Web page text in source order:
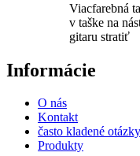
Viacfarebná
v taške na
gitaru stratiť
Informácie
O nás
Kontakt
často kladené otázky
Produkty